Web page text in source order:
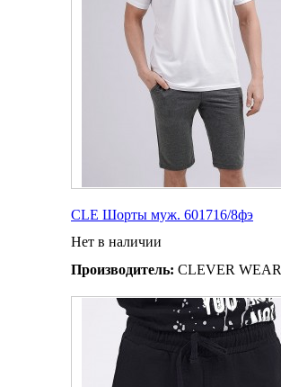
CLE Шорты муж. 601716/8фэ
Нет в наличии
Производитель: CLEVER WEAR